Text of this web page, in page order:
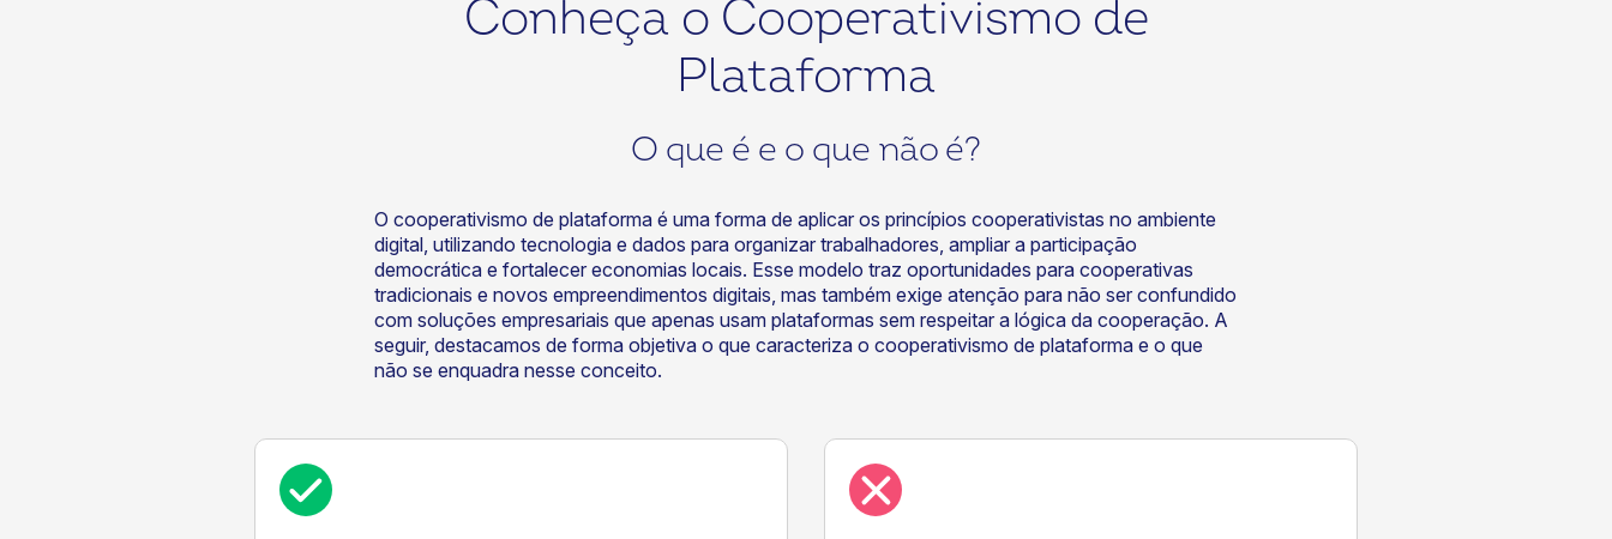
Conheça o Cooperativismo de
Plataforma
O que é e o que não é?
O cooperativismo de plataforma é uma forma de aplicar os princípios cooperativistas no ambiente
digital, utilizando tecnologia e dados para organizar trabalhadores, ampliar a participação
democrática e fortalecer economias locais. Esse modelo traz oportunidades para cooperativas
tradicionais e novos empreendimentos digitais, mas também exige atenção para não ser confundido
com soluções empresariais que apenas usam plataformas sem respeitar a lógica da cooperação. A
seguir, destacamos de forma objetiva o que caracteriza o cooperativismo de plataforma e o que
não se enquadra nesse conceito.